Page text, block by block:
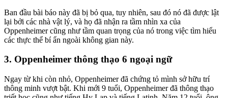
Ban đầu bài báo này đã bị bỏ qua, tuy nhiên, sau đó nó đã được lật
lại bởi các nhà vật lý, và họ đã nhận ra tầm nhìn xa của
Oppenheimer cũng như tầm quan trọng của nó trong việc tìm hiểu
các thực thể bí ẩn ngoài không gian này.
3. Oppenheimer thông thạo 6 ngoại ngữ
Ngay từ khi còn nhỏ, Oppenheimer đã chứng tỏ mình sở hữu trí
thông minh vượt bật. Khi mới 9 tuổi, Oppenheimer đã thông thạo